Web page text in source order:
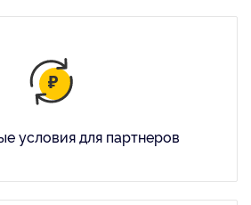
условия для партнеров